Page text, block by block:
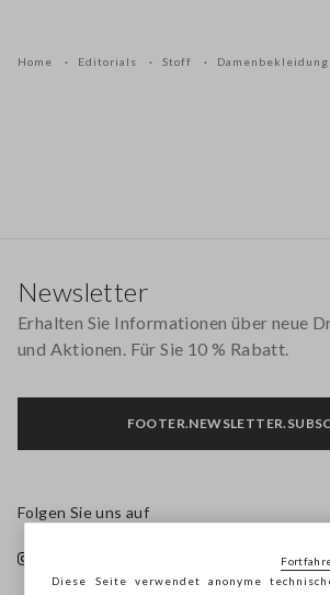
Home Editorials Stoff
Newsletter
Erhalten Sie Informationen über neue
und Aktionen. Für Sie 10 % Rabatt.
Folgen Sie uns auf
Diese Seite verwendet anonyme